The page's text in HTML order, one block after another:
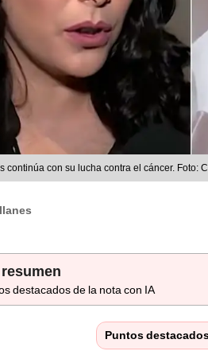
continúa con su lucha contra el cáncer. Foto:
destacados de la nota con IA
Puntos